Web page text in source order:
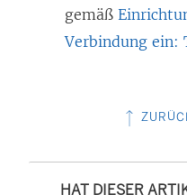
gemäß
Verbindung ein:
HAT DIESER